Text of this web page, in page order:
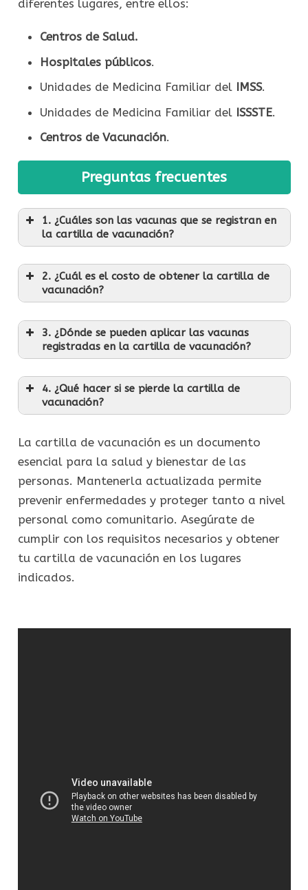
diferentes lugares, entre ellos:
Centros de Salud.
Hospitales públicos.
Unidades de Medicina Familiar del IMSS.
Unidades de Medicina Familiar del ISSSTE.
Centros de Vacunación.
Preguntas frecuentes
1. ¿Cuáles son las vacunas que se registran en
la cartilla de vacunación?
2. ¿Cuál es el costo de obtener la cartilla de
vacunación?
3. ¿Dónde se pueden aplicar las vacunas
registradas en la cartilla de vacunación?
4. ¿Qué hacer si se pierde la cartilla de
vacunación?
La cartilla de vacunación es un documento
esencial para la salud y bienestar de las
personas. Mantenerla actualizada permite
prevenir enfermedades y proteger tanto a nivel
personal como comunitario. Asegúrate de
cumplir con los requisitos necesarios y obtener
tu cartilla de vacunación en los lugares
indicados.